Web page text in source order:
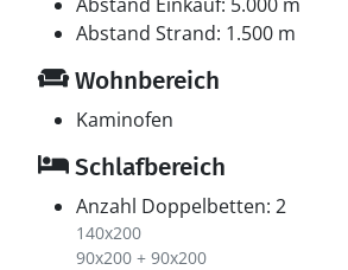
Abstand Strand: 1.500 m
Wohnbereich
Kaminofen
Schlafbereich
Anzahl Doppelbetten: 2
140x200
90x200 + 90x200